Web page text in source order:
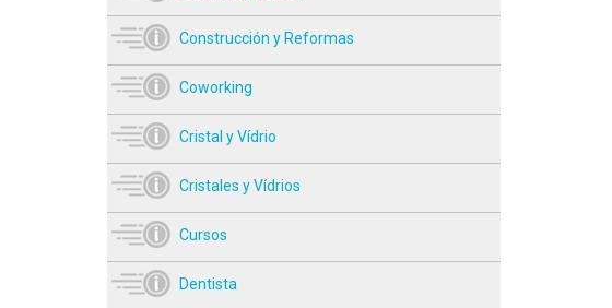
Construcción y Reformas
Coworking
Cristal y Vídrio
Cristales y Vídrios
Cursos
Dentista